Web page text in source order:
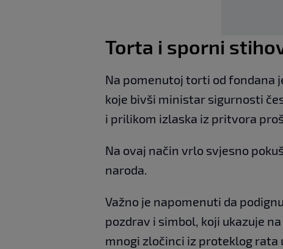
Torta i sporni
Na pomenutoj torti od fondana
koje bivši ministar sigurnosti
i prilikom izlaska iz pritvora
Na ovaj način vrlo svjesno
naroda.
Važno je napomenuti da
pozdrav i simbol, koji ukazuje
mnogi zločinci iz proteklog rata